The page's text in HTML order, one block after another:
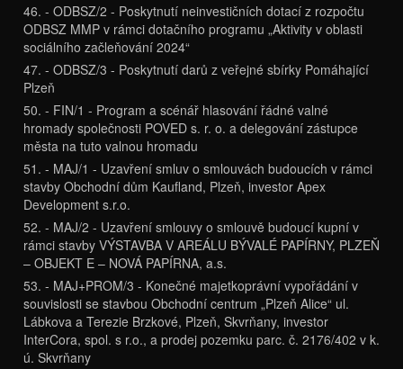
46. - ODBSZ/2 - Poskytnutí neinvestičních dotací z rozpočtu
ODBSZ MMP v rámci dotačního programu „Aktivity v oblasti
sociálního začleňování 2024“
47. - ODBSZ/3 - Poskytnutí darů z veřejné sbírky Pomáhající
Plzeň
50. - FIN/1 - Program a scénář hlasování řádné valné
hromady společnosti POVED s. r. o. a delegování zástupce
města na tuto valnou hromadu
51. - MAJ/1 - Uzavření smluv o smlouvách budoucích v rámci
stavby Obchodní dům Kaufland, Plzeň, investor Apex
Development s.r.o.
52. - MAJ/2 - Uzavření smlouvy o smlouvě budoucí kupní v
rámci stavby VÝSTAVBA V AREÁLU BÝVALÉ PAPÍRNY, PLZEŇ
– OBJEKT E – NOVÁ PAPÍRNA, a.s.
53. - MAJ+PROM/3 - Konečné majetkoprávní vypořádání v
souvislosti se stavbou Obchodní centrum „Plzeň Alice“ ul.
Lábkova a Terezie Brzkové, Plzeň, Skvrňany, investor
InterCora, spol. s r.o., a prodej pozemku parc. č. 2176/402 v k.
ú. Skvrňany